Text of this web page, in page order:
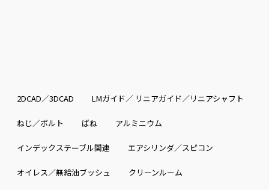
2DCAD／3DCAD LMガイド／ リニアガイド／リニアシャフト
ねじ／ボルト ばね アルミニウム
インデックステーブル関連 エアシリンダ／スピコン
オイレス／無給油ブッシュ クリーンルーム